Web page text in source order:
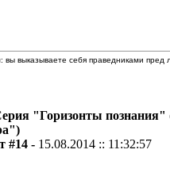
вы выказываете себя праведниками
"Горизонты познания"
#14 - 15.08.2014 :: 11:32:57